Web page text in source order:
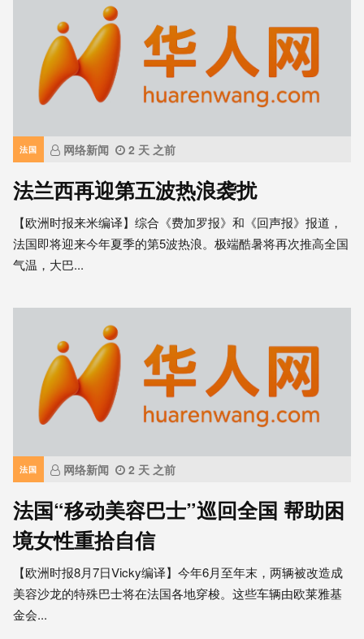
法国 网络新闻 2 天 之前
法兰西再迎第五波热浪袭扰
【欧洲时报来米编译】综合《费加罗报》和《回声报》报道，
法国即将迎来今年夏季的第5波热浪。极端酷暑将再次推高全国
气温，大巴...
法国 网络新闻 2 天 之前
法国“移动美容巴士”巡回全国 帮助困
境女性重拾自信
【欧洲时报8月7日Vicky编译】今年6月至年末，两辆被改造成
美容沙龙的特殊巴士将在法国各地穿梭。这些车辆由欧莱雅基
金会...